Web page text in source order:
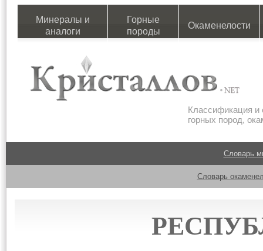
Минералы и
аналоги
Горные
породы
Окаменелости
Классификация и
горных пород,
Словарь
Словарь